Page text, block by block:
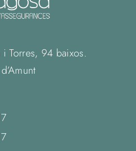
Torres, 94 baixos.